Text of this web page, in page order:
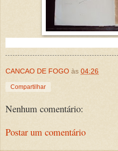
CANCAO DE FOGO às 04:26
Compartilhar
Nenhum comentário:
Postar um comentário